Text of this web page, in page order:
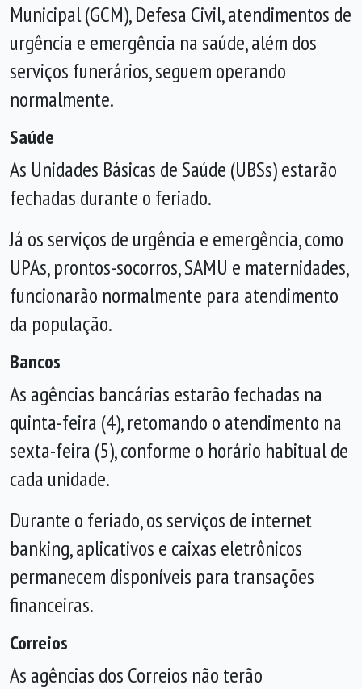
Municipal (GCM), Defesa Civil, atendimentos de
urgência e emergência na saúde, além dos
serviços funerários, seguem operando
normalmente.
Saúde
As Unidades Básicas de Saúde (UBSs) estarão
fechadas durante o feriado.
Já os serviços de urgência e emergência, como
UPAs, prontos-socorros, SAMU e maternidades,
funcionarão normalmente para atendimento
da população.
Bancos
As agências bancárias estarão fechadas na
quinta-feira (4), retomando o atendimento na
sexta-feira (5), conforme o horário habitual de
cada unidade.
Durante o feriado, os serviços de internet
banking, aplicativos e caixas eletrônicos
permanecem disponíveis para transações
financeiras.
Correios
As agências dos Correios não terão